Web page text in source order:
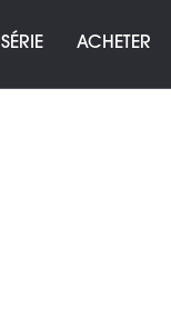
SÉRIE ACHETER